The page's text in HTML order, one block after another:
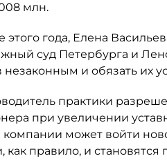
млн.
этого года, Елена
суд Петербурга и
и обязать их
практики
при увеличении
компании может войти
как правило, и